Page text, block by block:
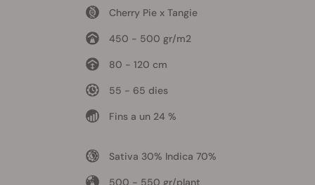
Cherry Pie x Tangie
450 - 500 gr/m2
80 - 120 cm
55 - 65 dies
Fins a un 24 %
Sativa 30% Indica 70%
500 - 550 gr/plant